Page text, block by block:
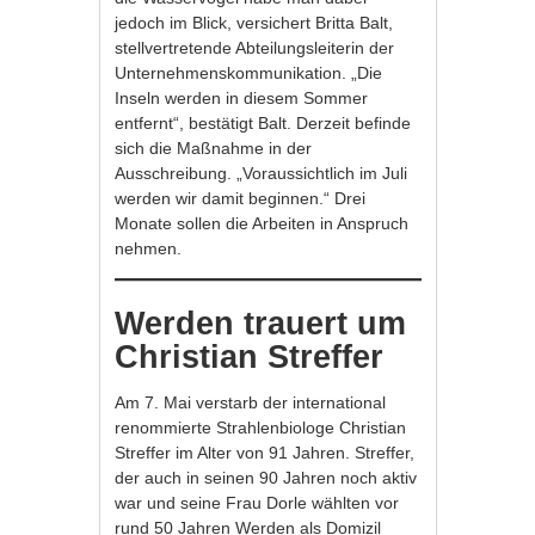
jedoch im Blick, versichert Britta Balt,
stellvertretende Abteilungsleiterin der
Unternehmenskommunikation. „Die
Inseln werden in diesem Sommer
entfernt“, bestätigt Balt. Derzeit befinde
sich die Maßnahme in der
Ausschreibung. „Voraussichtlich im Juli
werden wir damit beginnen.“ Drei
Monate sollen die Arbeiten in Anspruch
nehmen.
Werden trauert um
Christian Streffer
Am 7. Mai verstarb der international
renommierte Strahlenbiologe Christian
Streffer im Alter von 91 Jahren. Streffer,
der auch in seinen 90 Jahren noch aktiv
war und seine Frau Dorle wählten vor
rund 50 Jahren Werden als Domizil